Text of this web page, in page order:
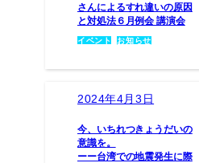
さんによるすれ違いの原因
と対処法６月例会 講演会
イベント お知らせ
2024年4月3日
今、いちれつきょうだいの
意識を。
ーー台湾での地震発生に際